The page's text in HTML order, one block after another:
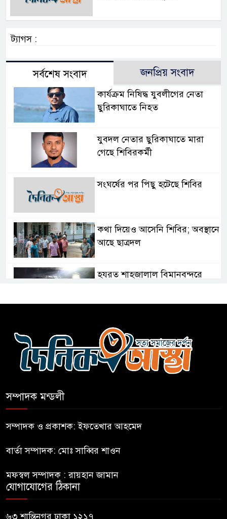
ট্যাগস :
সর্বশেষ সংবাদ জনপ্রিয় সংবাদ
কার্যক্রম নিষিদ্ধ যুবলীগের নেতা
ছুরিকাঘাতে নিহত
যুবদল নেতার ছুরিকাঘাতে মারা
গেছে শিবিরকর্মী
সংঘর্ষের পর পিছু হটেছে শিবির
কথা দিয়েও আসেনি শিবির; অবস্থানে
আছে ছাত্রদল
হযরত শাহজালাল বিমানবন্দরে
কিশোর
ভারত থেকে আসছে ২ দশমিক ৩
মেট্রিক টন টিয়ার শেল
অভাব
বহিষ্কৃত জামাত নেতার কর্মীরা যোগ
সম্পাদক মন্ডলী
সম্পাদক ও প্রকাশক: ইফতেখার আহমেদ
বার্তা সম্পাদক: মোঃ সাব্বির শাওন
মফস্বল সম্পাদক : রায়হান জামান
যোগাযোগের ঠিকানা
৬৩ শান্তিনগর ঢাকা ১২১৭